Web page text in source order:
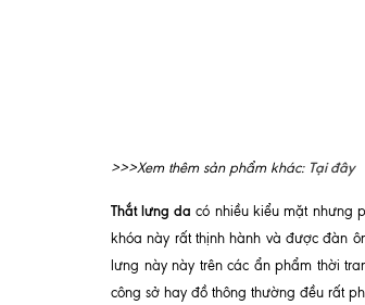
>>>Xem thêm sản phẩm khác: Tại đây
Thắt lưng da có nhiều kiểu mặt nhưng
khóa này rất thịnh hành và được đàn
lưng này này trên các ẩn phẩm thời
công sở hay đồ thông thường đều rất